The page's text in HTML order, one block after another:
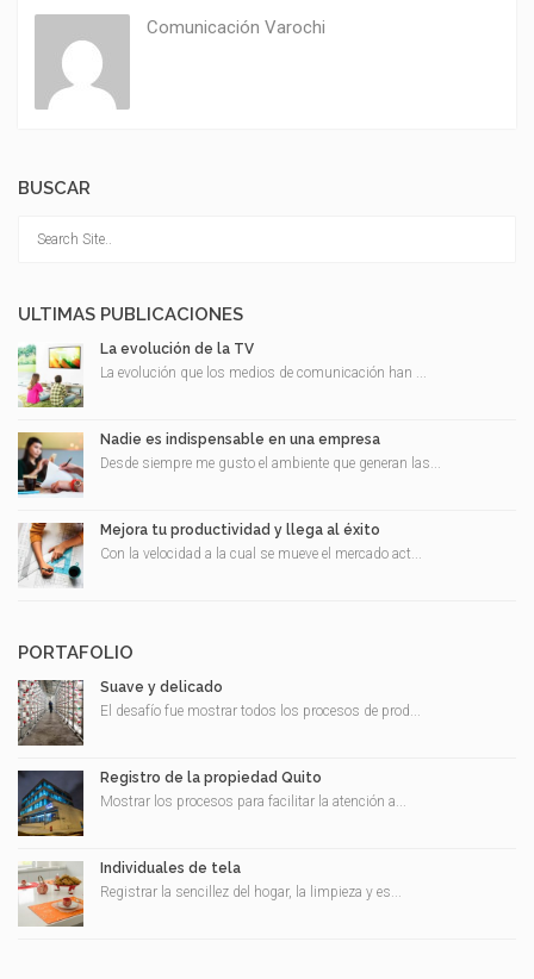
Comunicación Varochi
BUSCAR
ULTIMAS PUBLICACIONES
La evolución de la TV
La evolución que los medios de comunicación han ...
Nadie es indispensable en una empresa
Desde siempre me gusto el ambiente que generan las...
Mejora tu productividad y llega al éxito
Con la velocidad a la cual se mueve el mercado act...
PORTAFOLIO
Suave y delicado
El desafío fue mostrar todos los procesos de prod...
Registro de la propiedad Quito
Mostrar los procesos para facilitar la atención a...
Individuales de tela
Registrar la sencillez del hogar, la limpieza y es...